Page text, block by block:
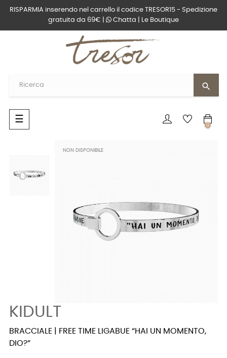
RISPARMIA inserendo nel carrello il codice TRESOR15 - Spedizione
gratuita da 69€ |
Chatta Le Boutique
search
navigazione
Toggle
☰
0
NON DISPONIBILE
KIDULT
BRACCIALE | FREE TIME LIGABUE “HAI UN MOMENTO,
DIO?”